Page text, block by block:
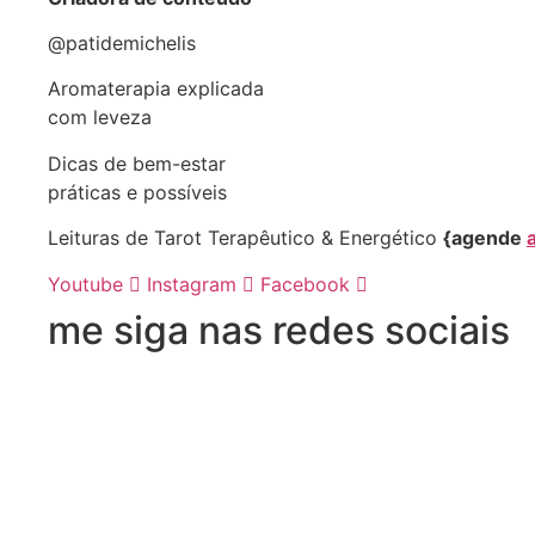
@patidemichelis
Aromaterapia explicada
com leveza
Dicas de bem-estar
práticas e possíveis
Leituras de Tarot Terapêutico & Energético {agende
Youtube
Instagram Facebook
me siga nas redes sociais